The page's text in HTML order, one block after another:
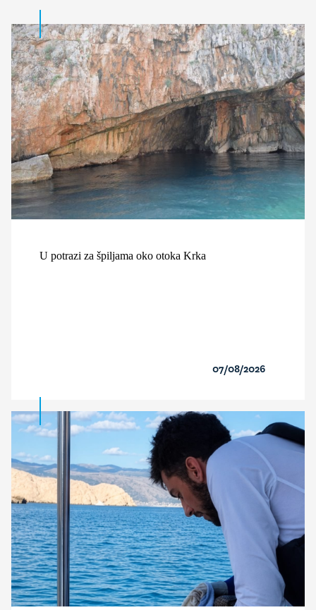
U potrazi za špiljama oko otoka Krka
07/08/2026